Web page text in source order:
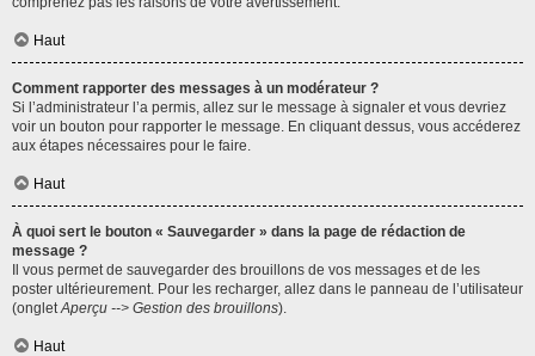
Haut
Comment rapporter des messages à un modérateur ?
Si l’administrateur l’a permis, allez sur le message à signaler et vous devriez
voir un bouton pour rapporter le message. En cliquant dessus, vous accéderez
aux étapes nécessaires pour le faire.
Haut
À quoi sert le bouton « Sauvegarder » dans la page de rédaction de
message ?
Il vous permet de sauvegarder des brouillons de vos messages et de les
poster ultérieurement. Pour les recharger, allez dans le panneau de l’utilisateur
(ongletAperçu --> Gestion des brouillons).
Haut